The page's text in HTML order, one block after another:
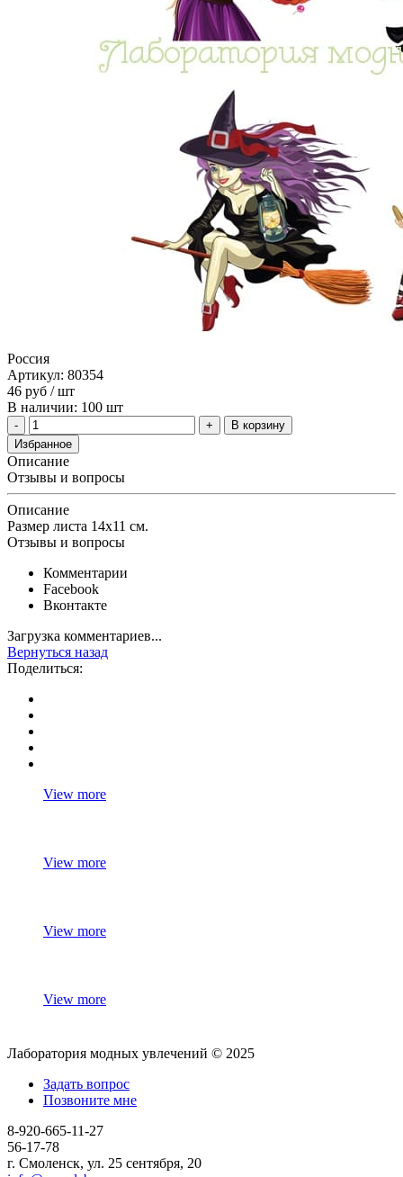
Россия
Артикул: 80354
46 руб / шт
В наличии: 100 шт
В корзину
Избранное
Описание
Отзывы и вопросы
Описание
Размер листа 14х11 см.
Отзывы и вопросы
Комментарии
Facebook
Вконтакте
Загрузка комментариев...
Вернуться назад
Поделиться:
View more
View more
View more
View more
Лаборатория модных увлечений © 2025
Задать вопрос
Позвоните мне
8-920-665-11-27
56-17-78
г. Смоленск, ул. 25 сентября, 20